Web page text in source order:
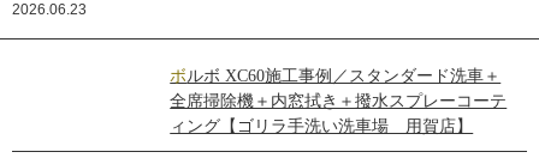
2026.06.23
ボルボ XC60施工事例／スタンダード洗車＋
全席掃除機＋内窓拭き＋撥水スプレーコーテ
ィング【ゴリラ手洗い洗車場 用賀店】